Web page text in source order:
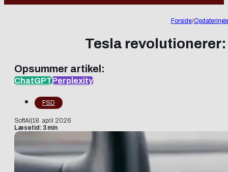
Forside/
Tesla
Opsummer artikel:
ChatGPTPerplexity
FSD
SoftAI 18. april 2026
Læsetid: 3 min